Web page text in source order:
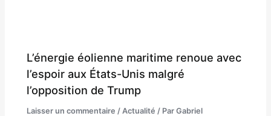
L’énergie éolienne maritime renoue avec
l’espoir aux États-Unis malgré
l’opposition de Trump
Laisser un commentaire / Actualité / ParGabriel